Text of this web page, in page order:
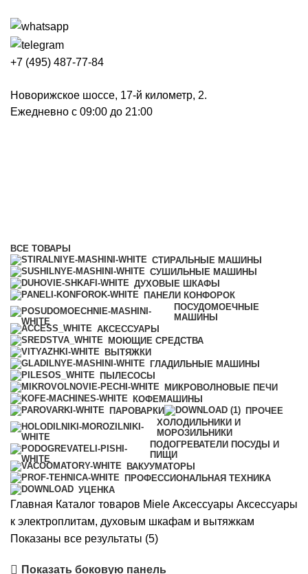
+7 (495) 487-77-84
Новорижское шоссе, 17-й километр, 2.
Ежедневно с 09:00 до 21:00
ВСЕ ТОВАРЫ
СТИРАЛЬНЫЕ МАШИНЫ
СУШИЛЬНЫЕ МАШИНЫ
ДУХОВЫЕ ШКАФЫ
ПАНЕЛИ КОНФОРОК
ПОСУДОМОЕЧНЫЕ
МАШИНЫ
АКСЕССУАРЫ
МОЮЩИЕ СРЕДСТВА
ВЫТЯЖКИ
ГЛАДИЛЬНЫЕ МАШИНЫ
ПЫЛЕСОСЫ
МИКРОВОЛНОВЫЕ ПЕЧИ
КОФЕМАШИНЫ
ПАРОВАРКИ
ПРОЧЕЕ
ХОЛОДИЛЬНИКИ И
МОРОЗИЛЬНИКИ
ПОДОГРЕВАТЕЛИ ПОСУДЫ И
ПИЩИ
ВАКУУМАТОРЫ
ПРОФЕССИОНАЛЬНАЯ ТЕХНИКА
УЦЕНКА
Главная Каталог товаров Miele Аксессуары Аксессуары
к электроплитам, духовым шкафам и вытяжкам
Показаны все результаты (5)Сортировка:
Показать боковую панель